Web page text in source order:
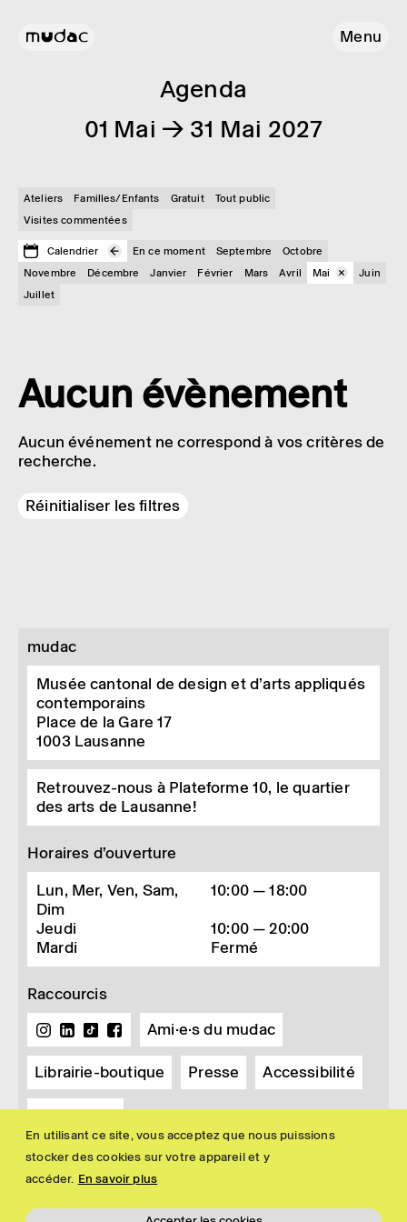
En utilisant ce site, vous acceptez que nous puissions
stocker des cookies sur votre appareil et y
accéder. En savoir plus
Menu
Agenda
01 Mai → 31 Mai 2027
Ateliers Familles/Enfants Gratuit
Tout public
Visites commentées
Calendrier En ce moment Septembre
Octobre
Novembre
Décembre Janvier Février Mars Avril Mai
Juin
Juillet
Aucun évènement
Aucun événement ne correspond à vos critères de
recherche.
Réinitialiser les filtres
mudac
Musée cantonal de design et d’arts appliqués
contemporains
Place de la Gare 17
1003 Lausanne
Retrouvez-nous à Plateforme 10, le quartier
des arts de Lausanne!
Horaires d’ouverture
Lun, Mer, Ven, Sam,
Dim
10:00 — 18:00
Jeudi
10:00 — 20:00
Mardi
Fermé
Raccourcis
Ami·e·s du mudac
Librairie-boutique Presse Accessibilité
Newsletter